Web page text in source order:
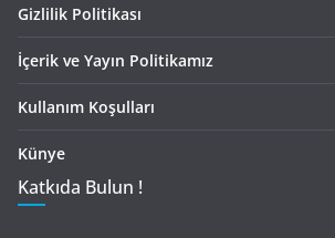
Gizlilik Politikası
İçerik ve Yayın Politikamız
Kullanım Koşulları
Künye
Katkıda Bulun !